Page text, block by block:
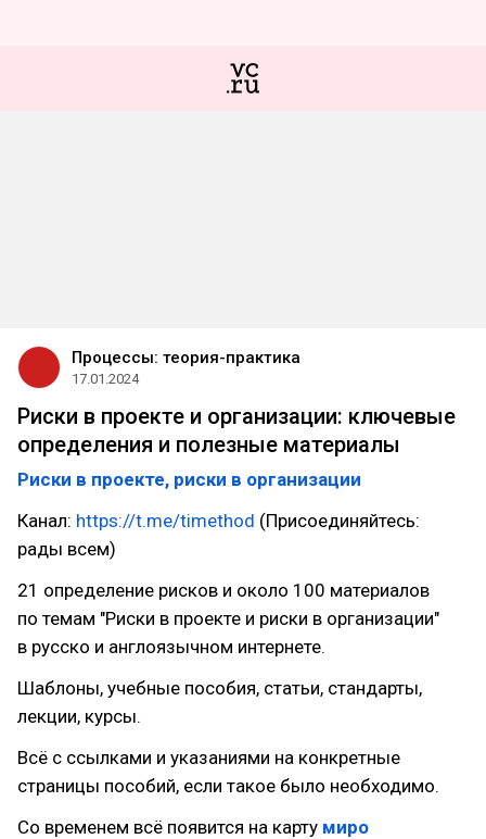
Процессы: теория-практика
17.01.2024
Риски в проекте и организации: ключевые
определения и полезные материалы
Риски в проекте, риски в организации
Канал: https://t.me/timethod (Присоединяйтесь:
рады всем)
21 определение рисков и около 100 материалов
по темам "Риски в проекте и риски в организации"
в русско и англоязычном интернете.
Шаблоны, учебные пособия, статьи, стандарты,
лекции, курсы.
Всё с ссылками и указаниями на конкретные
страницы пособий, если такое было необходимо.
Со временем всё появится на карту миро